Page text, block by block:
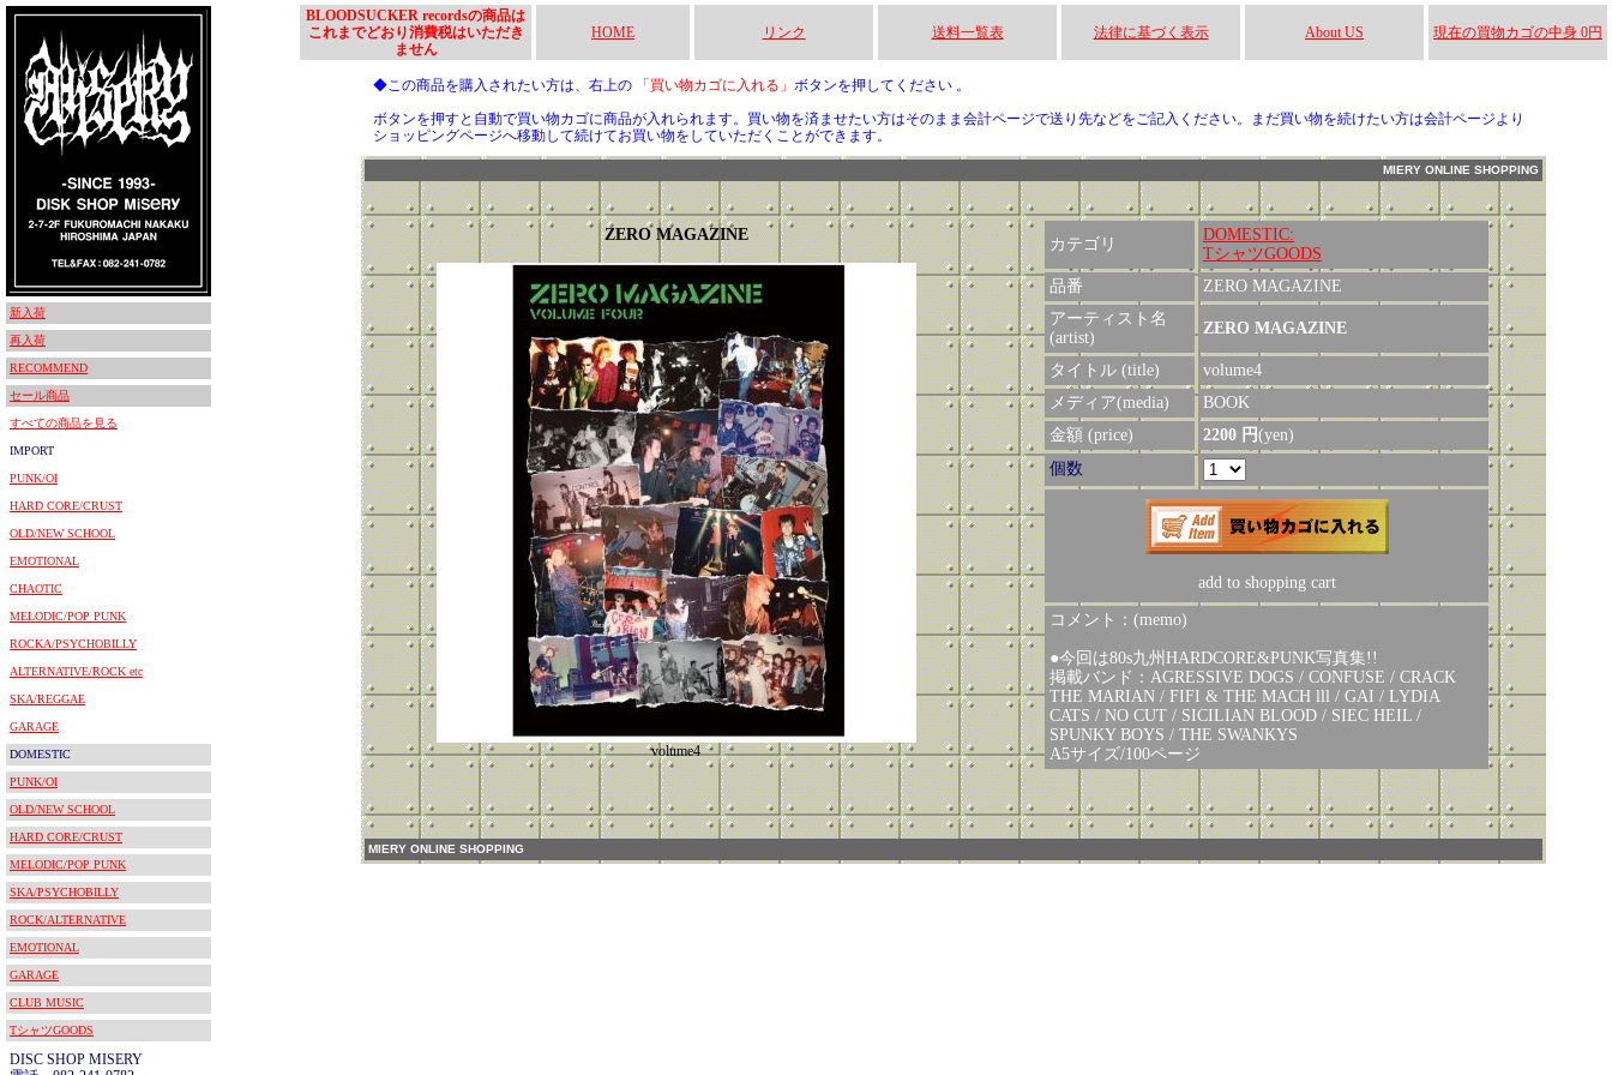
新入荷
再入荷
RECOMMEND
セール商品
すべての商品を見る
IMPORT
PUNK/OI
HARD CORE/CRUST
OLD/NEW SCHOOL
EMOTIONAL
CHAOTIC
MELODIC/POP PUNK
ROCKA/PSYCHOBILLY
ALTERNATIVE/ROCK etc
SKA/REGGAE
GARAGE
DOMESTIC
PUNK/OI
OLD/NEW SCHOOL
HARD CORE/CRUST
MELODIC/POP PUNK
SKA/PSYCHOBILLY
ROCK/ALTERNATIVE
EMOTIONAL
GARAGE
CLUB MUSIC
TシャツGOODS
DISC SHOP MISERY
BLOODSUCKER recordsの商品は
これまでどおり消費税はいただき
ません
HOME リンク 送料一覧表 法律に基づく表示 About US 現在の買物カゴの中身 0円
◆この商品を購入されたい方は、右上の 「買い物カゴに入れる」 ボタンを押してください 。
ボタンを押すと自動で買い物カゴに商品が入れられます。買い物を済ませたい方はそのまま会計ページで送り先などをご記入ください。まだ買い物を続けたい方は会計ページより
ショッピングページへ移動して続けてお買い物をしていただくことができます。
MIERY ONLINE SHOPPING
ZERO MAGAZINE
volume4
カテゴリ
DOMESTIC:
TシャツGOODS
品番
ZERO MAGAZINE
アーティスト名
(artist)
ZERO MAGAZINE
タイトル (title)
volume4
メディア(media)
BOOK
金額 (price)
2200 円(yen)
個数
add to shopping cart
コメント：(memo)
●今回は80s九州HARDCORE&PUNK写真集!!
掲載バンド：AGRESSIVE DOGS / CONFUSE / CRACK
THE MARIAN / FIFI & THE MACH lll / GAI / LYDIA
CATS / NO CUT / SICILIAN BLOOD / SIEC HEIL /
SPUNKY BOYS / THE SWANKYS
A5サイズ/100ページ
MIERY ONLINE SHOPPING